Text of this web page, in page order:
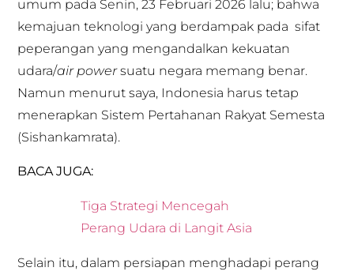
umum pada Senin, 23 Februari 2026 lalu; bahwa
kemajuan teknologi yang berdampak pada sifat
peperangan yang mengandalkan kekuatan
udara/air powersuatu negara memang benar.
Namun menurut saya, Indonesia harus tetap
menerapkan Sistem Pertahanan Rakyat Semesta
(Sishankamrata).
BACA JUGA:
Tiga Strategi Mencegah
Perang Udara di Langit Asia
Selain itu, dalam persiapan menghadapi perang